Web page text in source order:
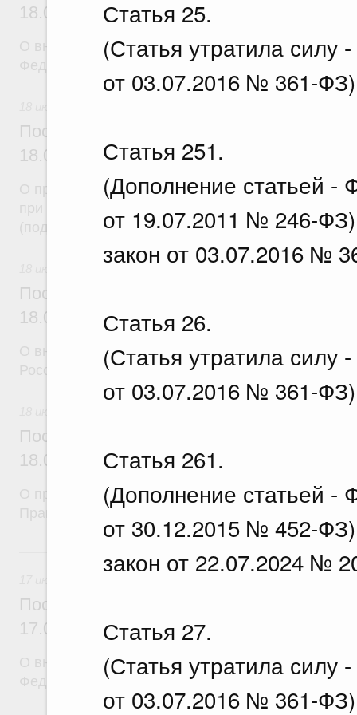
Статья 25.
(Статья утратила силу
от 03.07.2016 № 361-ФЗ)
Статья 251.
(Дополнение статьей -
от 19.07.2011 № 246-
закон от 03.07.2016 №
Статья 26.
(Статья утратила силу
от 03.07.2016 № 361-ФЗ)
Статья 261.
(Дополнение статьей -
от 30.12.2015 № 452-
закон от 22.07.2024 №
Статья 27.
(Статья утратила силу
от 03.07.2016 № 361-ФЗ)
18.07.2026 г. № 907
О внесении изменения в постановление
Федерации от 3 декабря 2004 г. № 738
Постановление Правительства
18.07.2026 г. № 914
О проведении эксперимента по использованию
при предоставлении гражданам отдельных мер
(поддержки) и иных льгот
Постановление Правительства
18.07.2026 г. № 913
О внесении изменений в некоторые акты
Российской Федерации
Постановление Правительства
18.07.2026 г. № 912
О признании утратившими силу некоторых актов
17 июля, пятница
Постановление Правительства
17.07.2026 г. № 903
О внесении изменений в постановление
Федерации от 5 сентября 2025 г. № 1380